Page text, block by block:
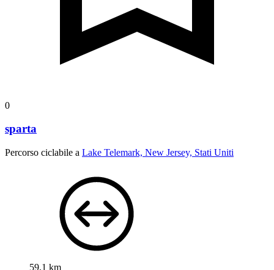
0
sparta
Percorso ciclabile a Lake Telemark, New Jersey, Stati Uniti
59,1 km